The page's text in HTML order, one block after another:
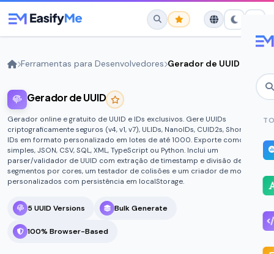
Star any tool to save it here for quick
access.
Ferramentas para Desenvolvedores Gerador de UUID
Gerador de UUID
Gerador online e gratuito de UUID e IDs exclusivos. Gere UUIDs
criptograficamente seguros (v4, v1, v7), ULIDs, NanoIDs, CUID2s, Short IDs e
IDs em formato personalizado em lotes de até 1000. Exporte como texto
simples, JSON, CSV, SQL, XML, TypeScript ou Python. Inclui um
parser/validador de UUID com extração de timestamp e divisão de
segmentos por cores, um testador de colisões e um criador de modelos
personalizados com persistência em localStorage.
5 UUID Versions Bulk Generate
100% Browser-Based